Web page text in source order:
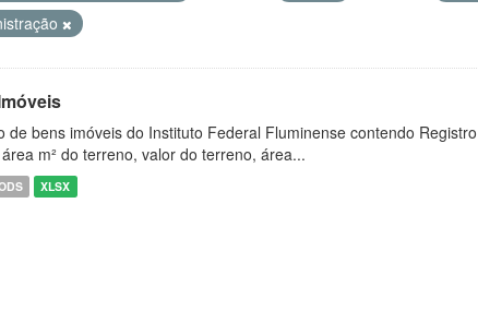
de bens imóveis do Instituto Federal Fluminense contendo
m² do terreno, valor do terreno, área...
XLSX